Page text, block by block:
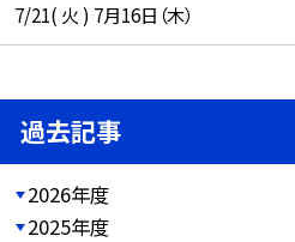
7/21( 火 ) 7月16日（木）
過去記事
2026年度
2025年度